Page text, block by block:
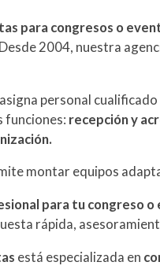
para congresos o
2004, nuestra
personal
funciones: recepción y
montar equipos
para tu congreso o
rápida,
está especializada en